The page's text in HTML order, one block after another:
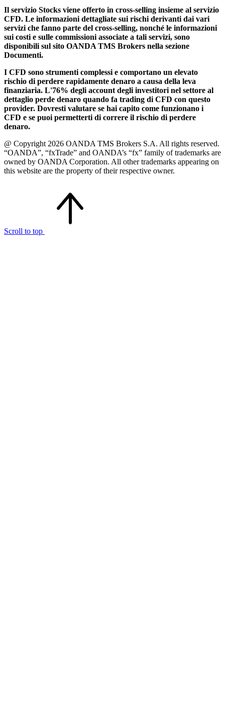
Il servizio Stocks viene offerto in cross-selling insieme al servizio
CFD. Le informazioni dettagliate sui rischi derivanti dai vari
servizi che fanno parte del cross-selling, nonché le informazioni
sui costi e sulle commissioni associate a tali servizi, sono
disponibili sul sito OANDA TMS Brokers nella sezione
Documenti.
I CFD sono strumenti complessi e comportano un elevato
rischio di perdere rapidamente denaro a causa della leva
finanziaria. L'76% degli account degli investitori nel settore al
dettaglio perde denaro quando fa trading di CFD con questo
provider. Dovresti valutare se hai capito come funzionano i
CFD e se puoi permetterti di correre il rischio di perdere
denaro.
@ Copyright 2026 OANDA TMS Brokers S.A. All rights reserved.
“OANDA”, “fxTrade” and OANDA’s “fx” family of trademarks are
owned by OANDA Corporation. All other trademarks appearing on
this website are the property of their respective owner.
Scroll to top